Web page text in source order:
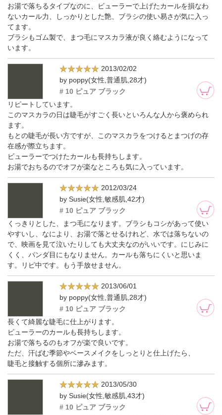
お湯で落ちるタイプなのに、ビューラーで上げたカールを損なわ
ないカール力、しっかりとした艶、ブラシの使い易さが気に入っ
てます。
ブラシもゴム製で、まつ毛にマスカラ液が良く絡むようになって
います。
2013/02/02
by poppy(女性,普通肌,28才)
# 10 ピュア ブラック
リピートしています。
このマスカラの日は睫毛がすごく長いといろんな人から褒められ
ます。
もとの睫毛が長い方ですが、このマスカラをつけるとまつげの存
在感が際立ちます。
ビューラーでつけたカールも長持ちします。
お湯でおちるのでオフが楽なところも気に入っています。
2012/03/24
by Susie(女性,敏感肌,42才)
# 10 ピュア ブラック
くっきりとした、まつ毛になります。ブラシもコシがあって使い
やすいし、なにより、お湯で落とせるけれど、水では落ちないの
で、映画を見て泣いたりしても大丈夫なのがいいです。にじみに
くく、パンダ目にもなりません。カールも落ちにくいと思いま
す。リピ中です。もう手放せません。
2013/06/01
by poppy(女性,普通肌,28才)
# 10 ピュア ブラック
長くて綺麗な睫毛に仕上がります。
ビューラーのカールも長持ちします。
お湯で落ちるのもオフが楽で良いです。
ただ、汗ばむ季節やベースメイクをしっとりと仕上げたら、
睫毛と接触する個所に滲みます。
2013/05/30
by Susie(女性,敏感肌,43才)
# 10 ピュア ブラック